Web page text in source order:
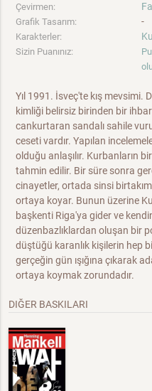
Çevirmen:
Grafik Tasarım: -
Karakterler:
Sizin Puanınız:
Yıl 1991. İsveç'te kış mevsimi.
kimliği belirsiz birinden bir
cankurtaran sandalı sahile
ceseti vardır. Yapılan
olduğu anlaşılır. Kurbanların
tahmin edilir. Bir süre sonra
cinayetler, ortada sinsi
ortaya koyar. Bunun üzerine
başkenti Riga'ya gider ve
düzenbazlıklardan oluşan bir
düştüğü karanlık kişilerin hep
gerçeğin gün ışığına çıkarak
ortaya koymak zorundadır.
DIĞER BASKILARI